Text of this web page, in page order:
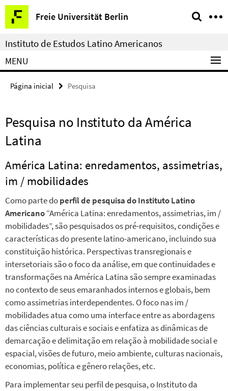
Springe
direkt
zu
Inhalt
Freie Universität Berlin
Serviço
de
navegação
Instituto de Estudos Latino Americanos
MENU
Página inicial Pesquisa
Pesquisa no Instituto da América
Latina
América Latina: enredamentos, assimetrias,
im / mobilidades
Como parte doperfil de pesquisa do Instituto Latino
Americano“América Latina: enredamentos, assimetrias, im /
mobilidades”, são pesquisados os pré-requisitos, condições e
características do presente latino-americano, incluindo sua
constituição histórica. Perspectivas transregionais e
intersetoriais são o foco da análise, em que continuidades e
transformações na América Latina são sempre examinadas
no contexto de seus emaranhados internos e globais, bem
como assimetrias interdependentes. O foco nas im /
mobilidades atua como uma interface entre as abordagens
das ciências culturais e sociais e enfatiza as dinâmicas de
demarcação e delimitação em relação à mobilidade social e
espacial, visões de futuro, meio ambiente, culturas nacionais,
economias, política e gênero relações, etc.
Para implementar seu perfil de pesquisa, o Instituto da